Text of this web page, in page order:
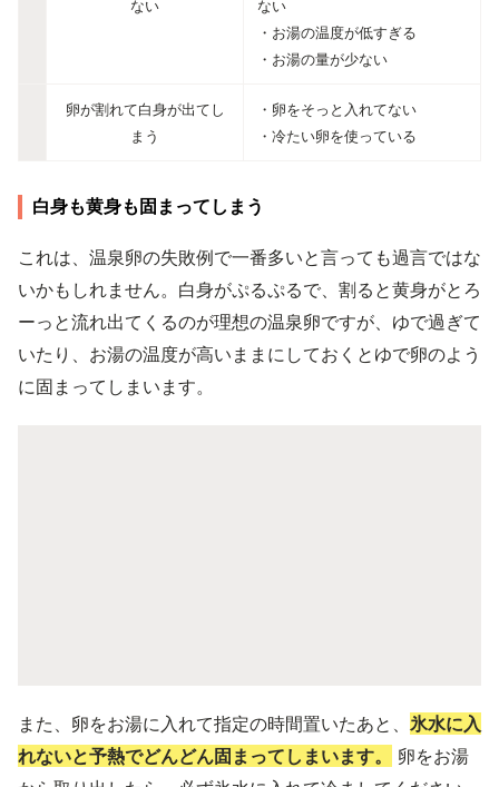
ない
ない
・お湯の温度が低すぎる
・お湯の量が少ない
卵が割れて白身が出てし
まう
・卵をそっと入れてない
・冷たい卵を使っている
白身も黄身も固まってしまう
これは、温泉卵の失敗例で一番多いと言っても過言ではな
いかもしれません。白身がぷるぷるで、割ると黄身がとろ
ーっと流れ出てくるのが理想の温泉卵ですが、ゆで過ぎて
いたり、お湯の温度が高いままにしておくとゆで卵のよう
に固まってしまいます。
また、卵をお湯に入れて指定の時間置いたあと、 氷水に入
れないと予熱でどんどん固まってしまいます。
卵をお湯